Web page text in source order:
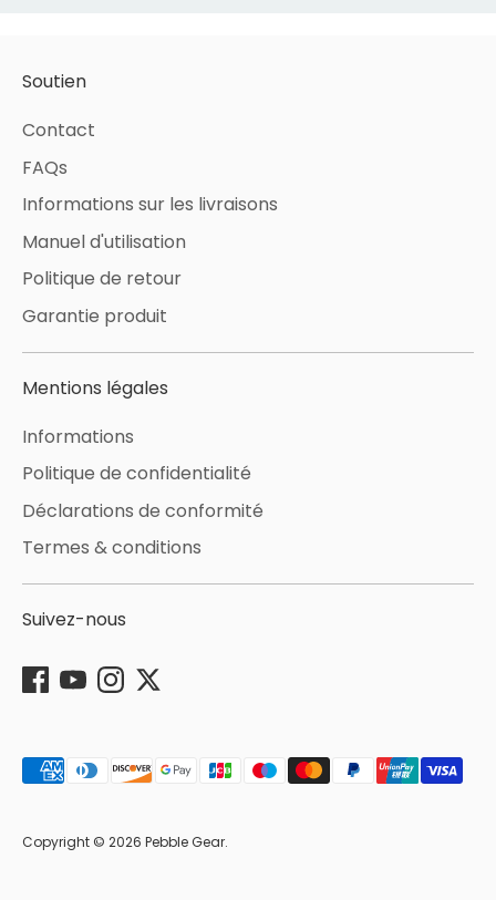
Soutien
Contact
FAQs
Informations sur les livraisons
Manuel d'utilisation
Politique de retour
Garantie produit
Mentions légales
Informations
Politique de confidentialité
Déclarations de conformité
Termes & conditions
Suivez-nous
Copyright © 2026 Pebble Gear.
Méthodes
de
acceptées